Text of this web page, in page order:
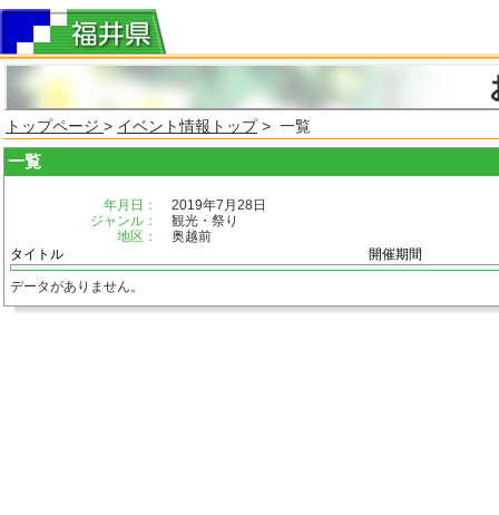
トップページ > イベント情報トップ> 一覧
一覧
年月日：
2019年7月28日
ジャンル：
観光・祭り
地区：
奥越前
タイトル
開催期間
データがありません。